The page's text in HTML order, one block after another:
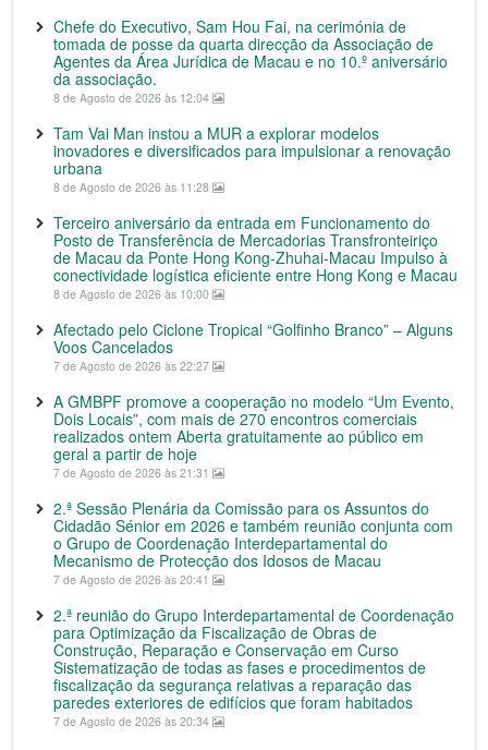
Chefe do Executivo, Sam Hou Fai, na cerimónia de
tomada de posse da quarta direcção da Associação de
Agentes da Área Jurídica de Macau e no 10.º aniversário
da associação.
8 de Agosto de 2026 às 12:04
Tam Vai Man instou a MUR a explorar modelos
inovadores e diversificados para impulsionar a renovação
urbana
8 de Agosto de 2026 às 11:28
Terceiro aniversário da entrada em Funcionamento do
Posto de Transferência de Mercadorias Transfronteiriço
de Macau da Ponte Hong Kong-Zhuhai-Macau Impulso à
conectividade logística eficiente entre Hong Kong e Macau
8 de Agosto de 2026 às 10:00
Afectado pelo Ciclone Tropical “Golfinho Branco” – Alguns
Voos Cancelados
7 de Agosto de 2026 às 22:27
A GMBPF promove a cooperação no modelo “Um Evento,
Dois Locais”, com mais de 270 encontros comerciais
realizados ontem Aberta gratuitamente ao público em
geral a partir de hoje
7 de Agosto de 2026 às 21:31
2.ª Sessão Plenária da Comissão para os Assuntos do
Cidadão Sénior em 2026 e também reunião conjunta com
o Grupo de Coordenação Interdepartamental do
Mecanismo de Protecção dos Idosos de Macau
7 de Agosto de 2026 às 20:41
2.ª reunião do Grupo Interdepartamental de Coordenação
para Optimização da Fiscalização de Obras de
Construção, Reparação e Conservação em Curso
Sistematização de todas as fases e procedimentos de
fiscalização da segurança relativas a reparação das
paredes exteriores de edifícios que foram habitados
7 de Agosto de 2026 às 20:34